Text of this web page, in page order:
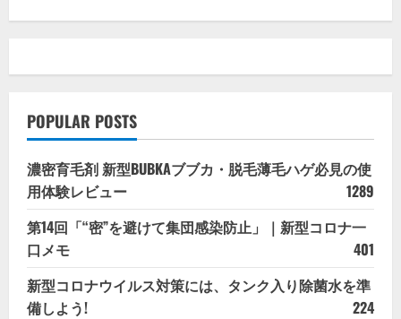
POPULAR POSTS
濃密育毛剤 新型BUBKAブブカ・脱毛薄毛ハゲ必見の使
用体験レビュー
1289
第14回「“密”を避けて集団感染防止」｜新型コロナ一
口メモ
401
新型コロナウイルス対策には、タンク入り除菌水を準
備しよう!
224